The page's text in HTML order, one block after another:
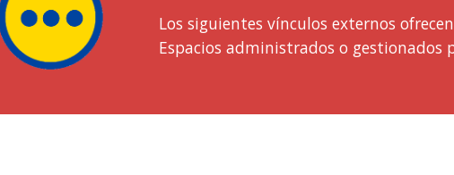
Los siguientes vínculos externos
Espacios administrados o gestionados